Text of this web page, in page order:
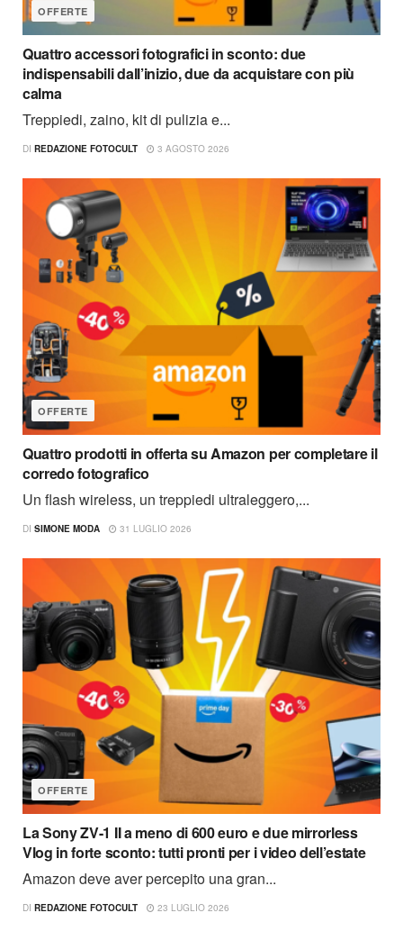
OFFERTE
Quattro accessori fotografici in sconto: due
indispensabili dall’inizio, due da acquistare con più
calma
Treppiedi, zaino, kit di pulizia e...
DI REDAZIONE FOTOCULT 3 AGOSTO 2026
OFFERTE
Quattro prodotti in offerta su Amazon per completare il
corredo fotografico
Un flash wireless, un treppiedi ultraleggero,...
DI SIMONE MODA 31 LUGLIO 2026
OFFERTE
La Sony ZV-1 II a meno di 600 euro e due mirrorless
Vlog in forte sconto: tutti pronti per i video dell’estate
Amazon deve aver percepito una gran...
DI REDAZIONE FOTOCULT 23 LUGLIO 2026